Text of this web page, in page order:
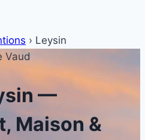
› Leysin
—
Maison &